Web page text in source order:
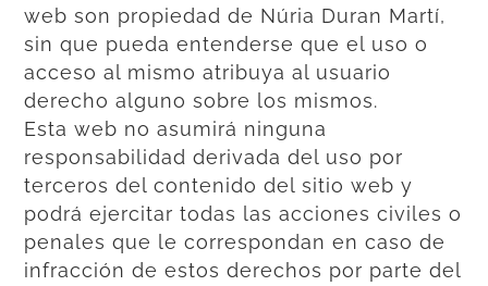
web son propiedad de Núria Duran Martí,
sin que pueda entenderse que el uso o
acceso al mismo atribuya al usuario
derecho alguno sobre los mismos.
Esta web no asumirá ninguna
responsabilidad derivada del uso por
terceros del contenido del sitio web y
podrá ejercitar todas las acciones civiles o
penales que le correspondan en caso de
infracción de estos derechos por parte del